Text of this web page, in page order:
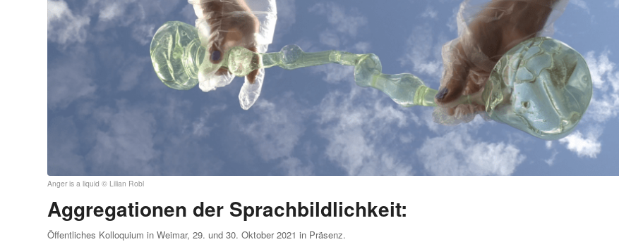
Anger is a liquid © Lilian Robl
Aggregationen der Sprachbildlichkeit:
Öffentliches Kolloquium in Weimar, 29. und 30. Oktober 2021 in Präsenz.